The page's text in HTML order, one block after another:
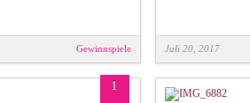
Gewinnspiele Juli 20, 2017
1